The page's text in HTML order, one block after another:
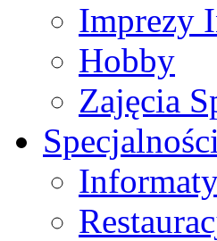
Imprezy
Hobby
Zajęcia
Specjalności